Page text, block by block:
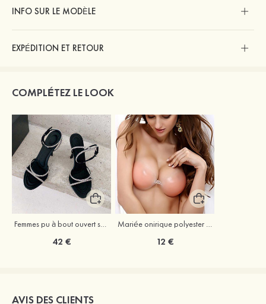
INFO SUR LE MODÈLE
EXPÉDITION ET RETOUR
COMPLÉTEZ LE LOOK
Femmes pu à bout ouvert sandales escarpins talon stiletto outdoor chaussures
42 €
Mariée onirique polyester soutien-gorge
12 €
AVIS DES CLIENTS